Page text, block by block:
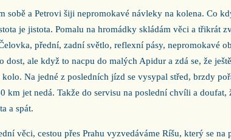
sobě a Petrovi šiji nepromokavé návleky na kolena. Co
je jistota. Pomalu na hromádky skládám věci a třikrát
přední, zadní světlo, reflexní pásy, nepromokavé
dost, ale když to nacpu do malých Apidur a zdá se, že
kolo. Na jedné z posledních jízd se vysypal střed, brzdy
km jet nedá. Takže do servisu na poslední chvíli a doufat,
a spát.
věci, cestou přes Prahu vyzvedáváme Ríšu, který se na